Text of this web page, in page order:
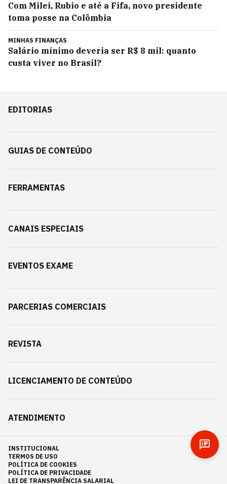
Com Milei, Rubio e até a Fifa, novo presidente
toma posse na Colômbia
MINHAS FINANÇAS
Salário mínimo deveria ser R$ 8 mil: quanto
custa viver no Brasil?
EDITORIAS
GUIAS DE CONTEÚDO
FERRAMENTAS
CANAIS ESPECIAIS
EVENTOS EXAME
PARCERIAS COMERCIAIS
REVISTA
LICENCIAMENTO DE CONTEÚDO
ATENDIMENTO
INSTITUCIONAL
TERMOS DE USO
POLÍTICA DE COOKIES
POLÍTICA DE PRIVACIDADE
LEI DE TRANSPARÊNCIA SALARIAL